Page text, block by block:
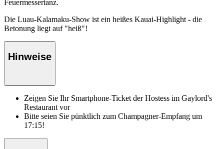
Feuermessertanz.
Die Luau-Kalamaku-Show ist ein heißes Kauai-Highlight - die
Betonung liegt auf "heiß"!
Hinweise
Zeigen Sie Ihr Smartphone-Ticket der Hostess im Gaylord's
Restaurant vor
Bitte seien Sie pünktlich zum Champagner-Empfang um
17:15!